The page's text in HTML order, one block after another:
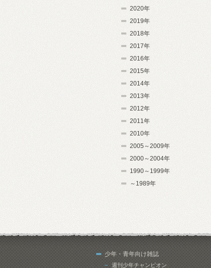
2020年
2019年
2018年
2017年
2016年
2015年
2014年
2013年
2012年
2011年
2010年
2005～2009年
2000～2004年
1990～1999年
～1989年
少年・青年向け雑誌
週刊少年チャンピオン